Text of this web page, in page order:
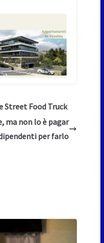
Street Food Truck
ma non lo è pagar
per farlo